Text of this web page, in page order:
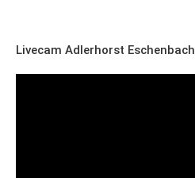
Livecam Adlerhorst Eschenbach